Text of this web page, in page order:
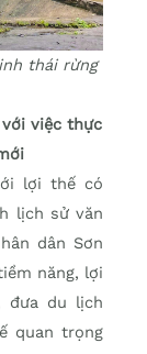
thái rừng
việc thực
lợi thế có
lịch sử văn
dân Sơn
năng, lợi
đưa du lịch
quan trọng